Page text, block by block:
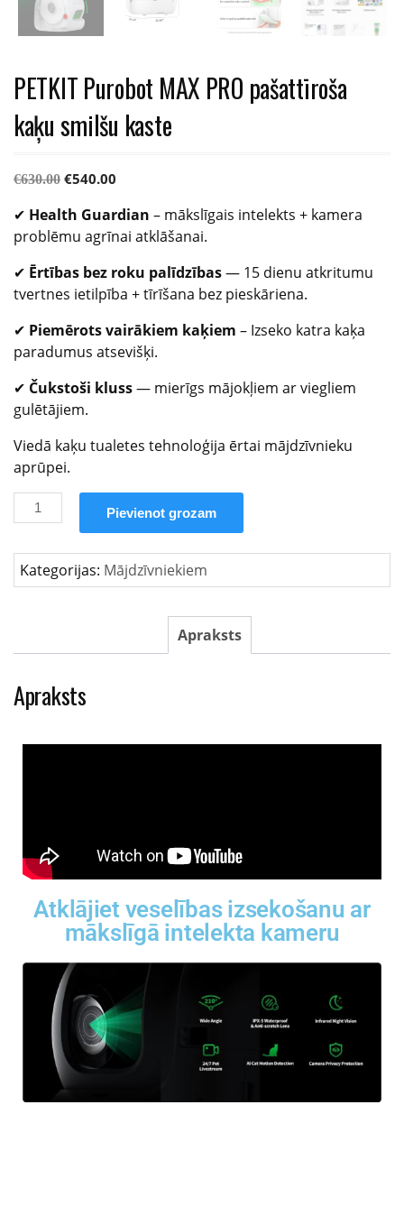
PETKIT Purobot MAX PRO pašattīroša
kaķu smilšu kaste
€630.00 €540.00
✔ Health Guardian – mākslīgais intelekts + kamera
problēmu agrīnai atklāšanai.
✔ Ērtības bez roku palīdzības— 15 dienu atkritumu
tvertnes ietilpība + tīrīšana bez pieskāriena.
✔ Piemērots vairākiem kaķiem – Izseko katra kaķa
paradumus atsevišķi.
✔ Čukstoši kluss— mierīgs mājokļiem ar viegliem
gulētājiem.
Viedā kaķu tualetes tehnoloģija ērtai mājdzīvnieku
aprūpei.
Pievienot grozam
Kategorijas: Mājdzīvniekiem
Apraksts
Apraksts
Atklājiet veselības izsekošanu ar
mākslīgā intelekta kameru